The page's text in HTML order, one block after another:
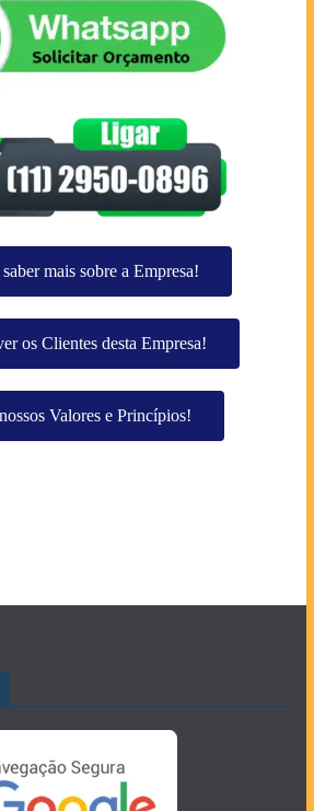
mais sobre a Empresa!
os Clientes desta Empresa!
Valores e Princípios!